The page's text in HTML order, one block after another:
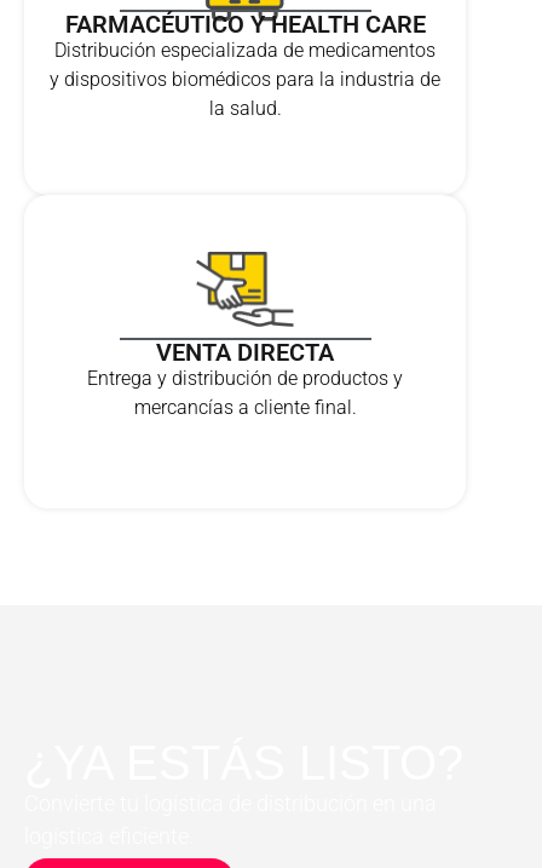
FARMACÉUTICO Y HEALTH CARE
Distribución especializada de medicamentos
y dispositivos biomédicos para la industria de
la salud.
VENTA DIRECTA
Entrega y distribución de productos y
mercancías a cliente final.